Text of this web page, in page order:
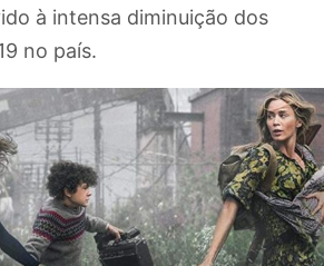
à intensa diminuição dos
no país.